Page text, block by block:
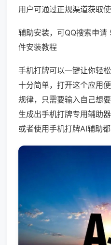
用户可通过正规渠道获取使
辅助安装，可QQ搜索申
件安装教程
手机打牌可以一键让你轻
十分简单，打开这个应用
规律，只需要输入自己想
生成出手机打牌专用辅助
或者使用手机打牌AI辅助都